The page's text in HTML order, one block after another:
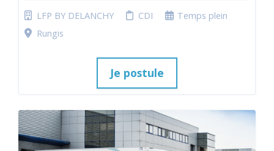
LFP BY DELANCHY CDI
Temps plein
Rungis
Je postule